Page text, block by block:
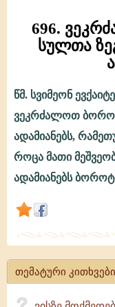
696.
სულთა
ვეკრძალოთ
თუ
არა
სულთა
ზეგავლენის
ქვეშ
მყოფ
წმ. სვიმეონ
ვეკრძალოთ
ადამიანებს,
როცა მათი
ადამიანებს
თემატური კითხვები